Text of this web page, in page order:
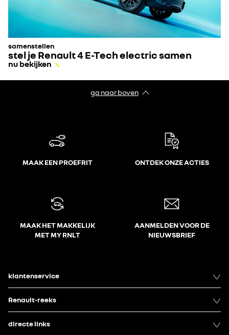
samenstellen
stel je Renault 4 E-Tech electric samen
nu bekijken
ga naar boven
MAAK EEN PROEFRIT ONTDEK ONZE ACTIES
MAAK HET MAKKELIJK
MET MY RNLT
AANMELDEN VOOR DE
NIEUWSBRIEF
klantenservice
Renault-reeks
directe links